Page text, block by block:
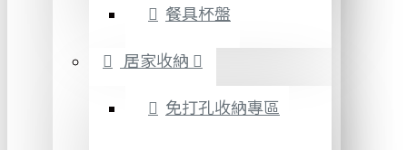
餐具杯盤
居家收納
免打孔收納專區